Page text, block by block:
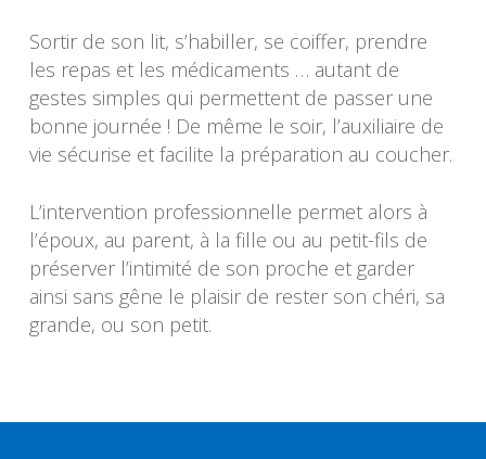
Sortir de son lit, s’habiller, se coiffer, prendre
les repas et les médicaments … autant de
gestes simples qui permettent de passer une
bonne journée ! De même le soir, l’auxiliaire de
vie sécurise et facilite la préparation au coucher.
L’intervention professionnelle permet alors à
l’époux, au parent, à la fille ou au petit-fils de
préserver l’intimité de son proche et garder
ainsi sans gêne le plaisir de rester son chéri, sa
grande, ou son petit.